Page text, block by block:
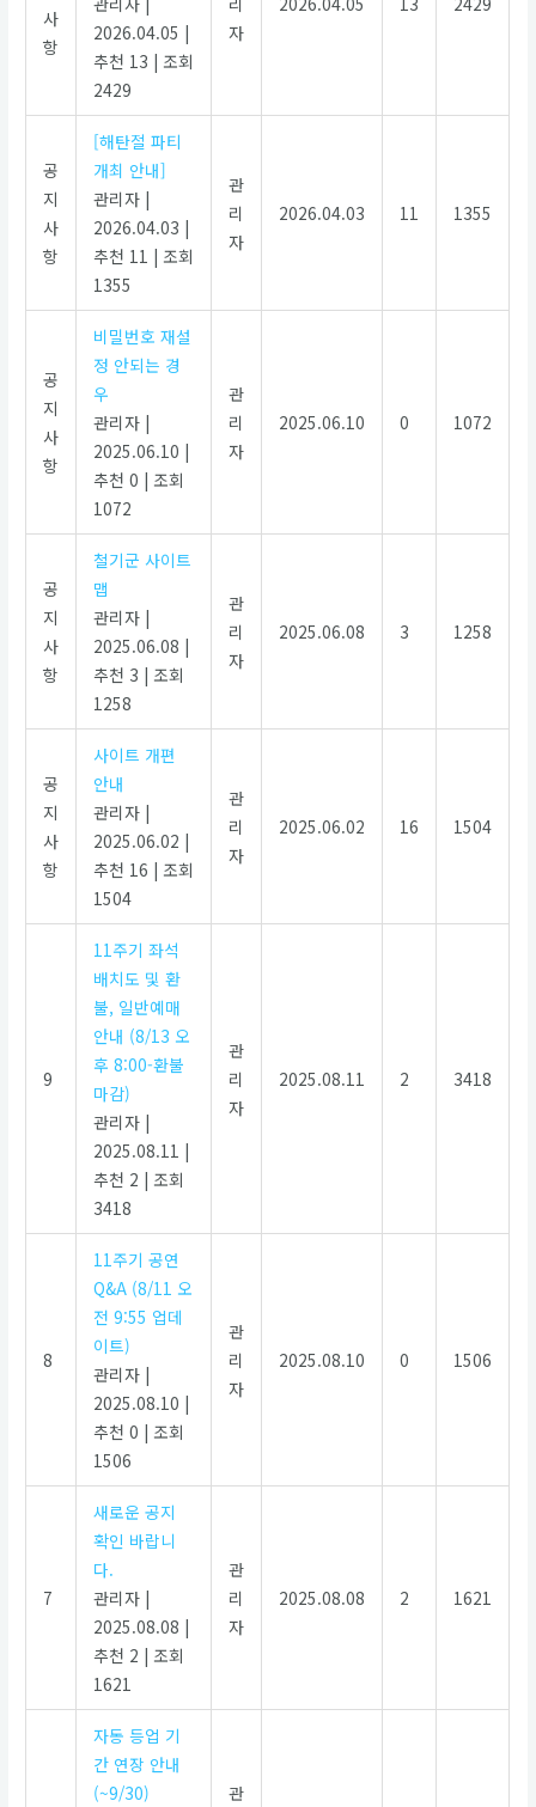
사
항
2026.04.05 |
추천 13 | 조회
2429
자
공
지
사
항
[해탄절 파티
개최 안내]
관리자 |
2026.04.03 |
추천 11 | 조회
1355
관
리
자
2026.04.03 11 1355
공
지
사
항
비밀번호 재설
정 안되는 경
우
관리자 |
2025.06.10 |
추천 0 | 조회
1072
관
리
자
2025.06.10 0 1072
공
지
사
항
철기군 사이트
맵
관리자 |
2025.06.08 |
추천 3 | 조회
1258
관
리
자
2025.06.08 3 1258
공
지
사
항
사이트 개편
안내
관리자 |
2025.06.02 |
추천 16 | 조회
1504
관
리
자
2025.06.02 16 1504
9
11주기 좌석
배치도 및 환
불, 일반예매
안내 (8/13 오
후 8:00-환불
마감)
관리자 |
2025.08.11 |
추천 2 | 조회
3418
관
리
자
2025.08.11 2 3418
8
11주기 공연
Q&A (8/11 오
전 9:55 업데
이트)
관리자 |
2025.08.10 |
추천 0 | 조회
1506
관
리
자
2025.08.10 0 1506
7
새로운 공지
확인 바랍니
다.
관리자 |
2025.08.08 |
추천 2 | 조회
1621
관
리
자
2025.08.08 2 1621
자동 등업 기
간 연장 안내
(~9/30)
관